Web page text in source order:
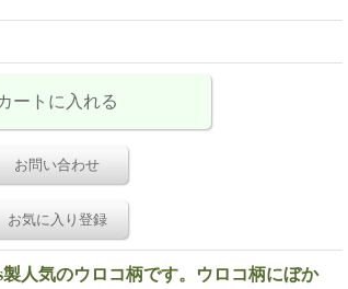
お問い合わせ
お気に入り登録
人気のウロコ柄です。ウロコ柄にぼか